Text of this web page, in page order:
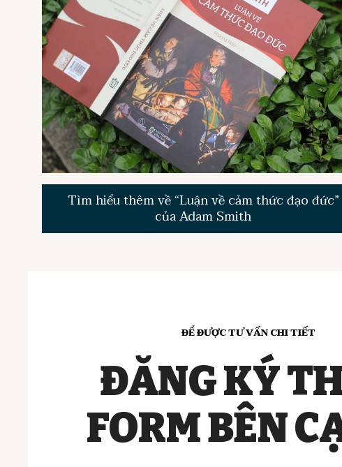
Tìm hiểu thêm về “Luận về cảm thức đạo đức”
của Adam Smith
ĐỂ ĐƯỢC TƯ VẤN CHI TIẾT
ĐĂNG KÝ
FORM BÊN